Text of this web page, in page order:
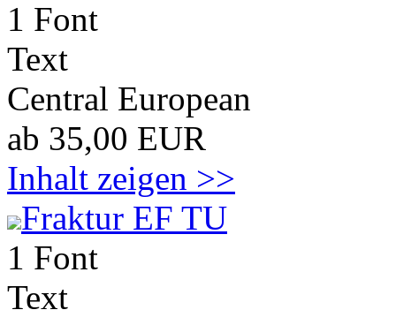
1 Font
Text
Central European
ab 35,00 EUR
Inhalt zeigen >>
Fraktur EF TU
1 Font
Text